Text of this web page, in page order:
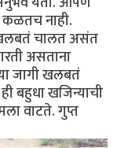
नाही.
खलबतं चालत असंत
असताना
जागी खलबतं
बहुधा खजिन्याची
वाटते. गुप्त